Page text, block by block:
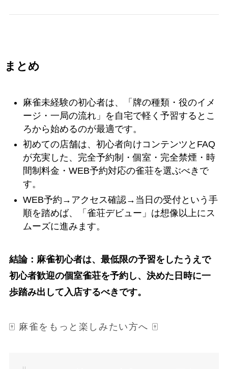
まとめ
麻雀未経験の初心者は、「牌の種類・役のイメ
ージ・一局の流れ」を自宅で軽く予習するとこ
ろから始めるのが最適です。
初めての店舗は、初心者向けコンテンツとFAQ
が充実した、完全予約制・個室・完全禁煙・時
間制料金・WEB予約対応の雀荘を選ぶべきで
す。
WEB予約→アクセス確認→当日の受付という手
順を踏めば、「雀荘デビュー」は想像以上にス
ムーズに進みます。
結論：麻雀初心者は、最低限の予習をしたうえで
初心者歓迎の個室雀荘を予約し、決めた日時に一
歩踏み出して入店するべきです。
🀄 麻雀をもっと楽しみたい方へ 🀄